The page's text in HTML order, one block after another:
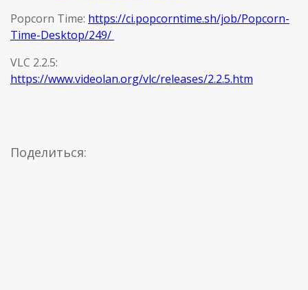
Popcorn Time: https://ci.popcorntime.sh/job/Popcorn-
Time-Desktop/249/
VLC 2.2.5:
https://www.videolan.org/vlc/releases/2.2.5.htm
Поделиться: